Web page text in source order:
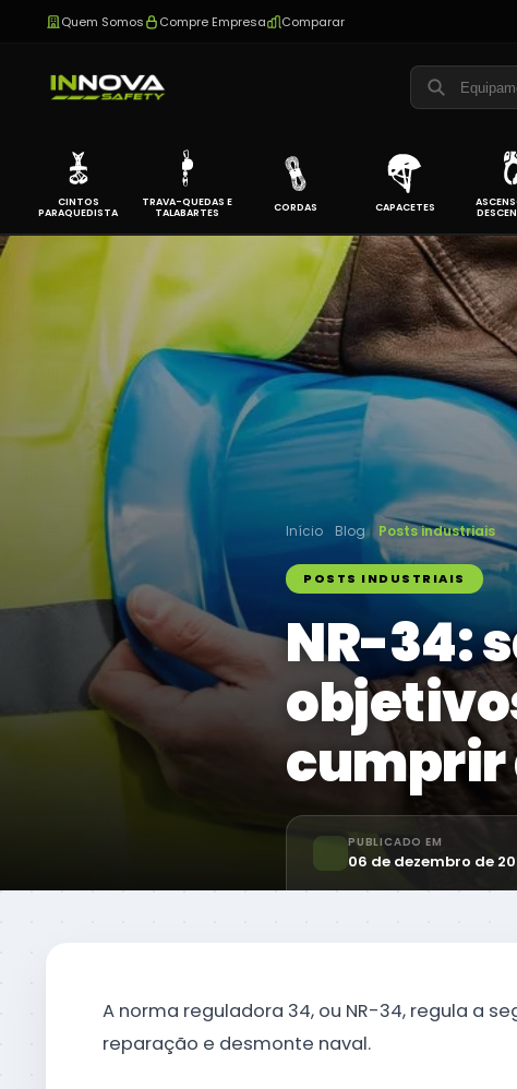
Quem Somos Compre Empresa Comparar
CINTOS
PARAQUEDISTA
TRAVA-QUEDAS E
TALABARTES
CORDAS CAPACETES
Início Blog Posts industriais
POSTS INDUSTRIAIS
NR-34:
cumprir
PUBLICADO EM
06 de dezembro de
A norma reguladora 34, ou NR-34, regula a
reparação e desmonte naval.